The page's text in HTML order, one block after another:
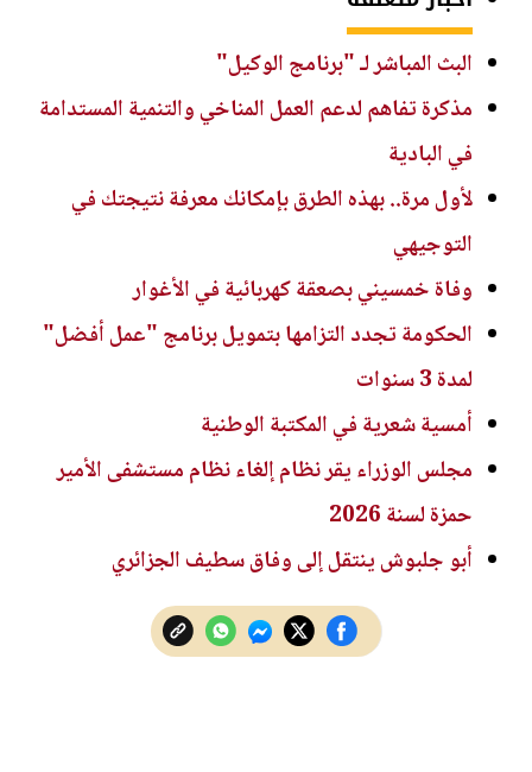
البث المباشر لـ "برنامج الوكيل"
مذكرة تفاهم لدعم العمل المناخي والتنمية المستدامة
في البادية
لأول مرة.. بهذه الطرق بإمكانك معرفة نتيجتك في
التوجيهي
وفاة خمسيني بصعقة كهربائية في الأغوار
الحكومة تجدد التزامها بتمويل برنامج "عمل أفضل"
لمدة 3 سنوات
أمسية شعرية في المكتبة الوطنية
مجلس الوزراء يقر نظام إلغاء نظام مستشفى الأمير
حمزة لسنة 2026
أبو جلبوش ينتقل إلى وفاق سطيف الجزائري